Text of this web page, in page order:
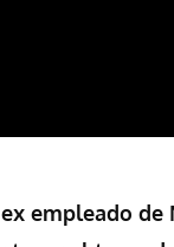
empleado de